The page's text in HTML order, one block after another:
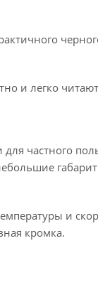
и легко
частного
и
кромка.